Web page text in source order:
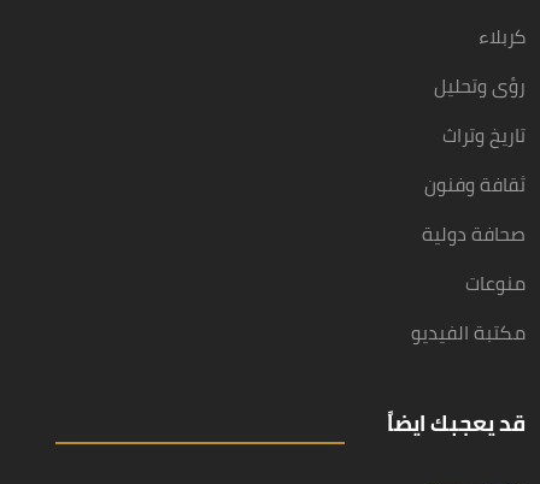
كربلاء
رؤى وتحليل
تاريخ وتراث
ثقافة وفنون
صحافة دولية
منوعات
مكتبة الفيديو
قد يعجبك ايضاً